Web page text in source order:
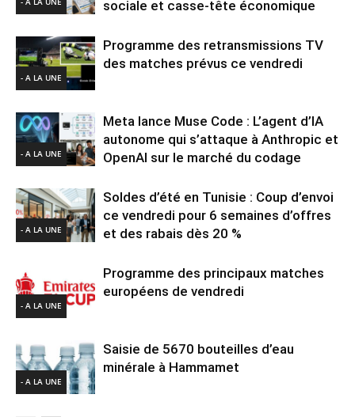
sociale et casse-tête économique
- A LA UNE
Programme des retransmissions TV
des matches prévus ce vendredi
- A LA UNE
Meta lance Muse Code : L’agent d’IA
autonome qui s’attaque à Anthropic et
OpenAI sur le marché du codage
- A LA UNE
Soldes d’été en Tunisie : Coup d’envoi
ce vendredi pour 6 semaines d’offres
et des rabais dès 20 %
- A LA UNE
Programme des principaux matches
européens de vendredi
- A LA UNE
Saisie de 5670 bouteilles d’eau
minérale à Hammamet